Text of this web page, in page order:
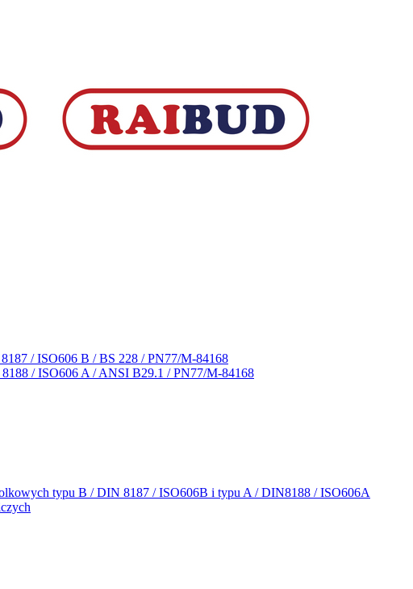
/ ISO606 B / BS 228 / PN77/M-84168
/ ISO606 A / ANSI B29.1 / PN77/M-84168
typu B / DIN 8187 / ISO606B i typu A / DIN8188 / ISO606A